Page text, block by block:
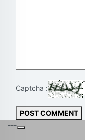
Captcha :
POST COMMENT
---